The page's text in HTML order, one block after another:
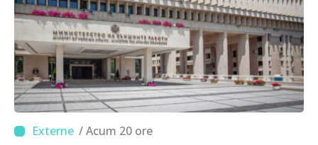
/ Acum 20 ore